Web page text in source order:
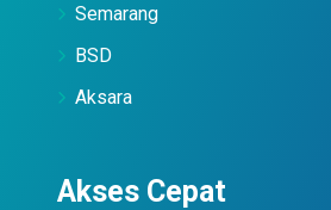
Semarang
BSD
Aksara
Akses Cepat